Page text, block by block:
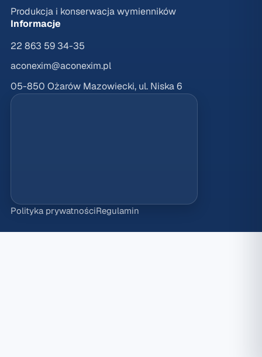
Produkcja i konserwacja wymienników
Informacje
22 863 59 34-35
aconexim@aconexim.pl
05-850 Ożarów Mazowiecki, ul. Niska 6
Polityka prywatnościRegulamin